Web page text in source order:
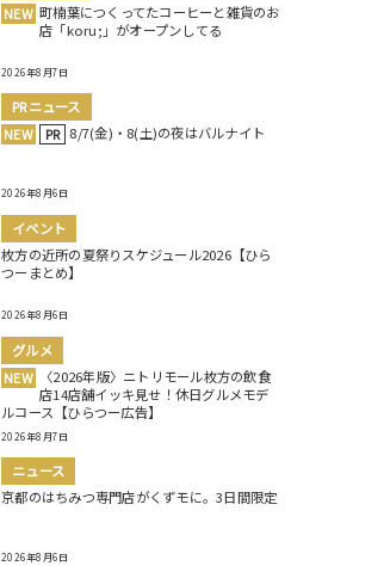
NEW 町楠葉につくってたコーヒーと雑貨のお
店「koru;」がオープンしてる
2026年8月7日
PRニュース
NEW
PR 8/7(金)・8(土)の夜はバルナイト
2026年8月6日
イベント
枚方の近所の夏祭りスケジュール2026【ひら
つーまとめ】
2026年8月6日
グルメ
NEW
〈2026年版〉ニトリモール枚方の飲食
店14店舗イッキ見せ！休日グルメモデ
ルコース【ひらつー広告】
2026年8月7日
ニュース
京都のはちみつ専門店がくずモに。3日間限定
2026年8月6日